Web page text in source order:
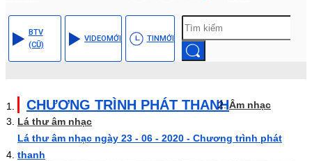
BTV
(CŨ)
VIDEOMỚI TINMỚI
CHƯƠNG TRÌNH PHÁT THANHÂm nhạc
Lá thư âm nhạc
Lá thư âm nhạc ngày 23 - 06 - 2020 - Chương trình phát
thanh